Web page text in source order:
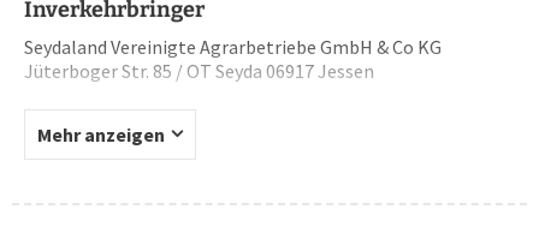
Inverkehrbringer
Seydaland Vereinigte Agrarbetriebe GmbH & Co KG
Jüterboger Str. 85 / OT Seyda 06917 Jessen
Mehr anzeigen